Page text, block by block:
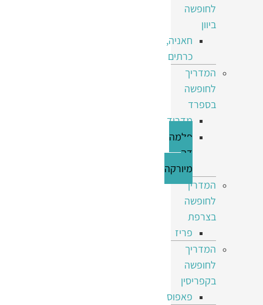
לחופשה
ביוון
חאניה,
כרתים
המדריך
לחופשה
בספרד
מדריד
פלמה
דה
מיורקה
המדריך
לחופשה
בצרפת
פריז
המדריך
לחופשה
בקפריסין
פאפוס